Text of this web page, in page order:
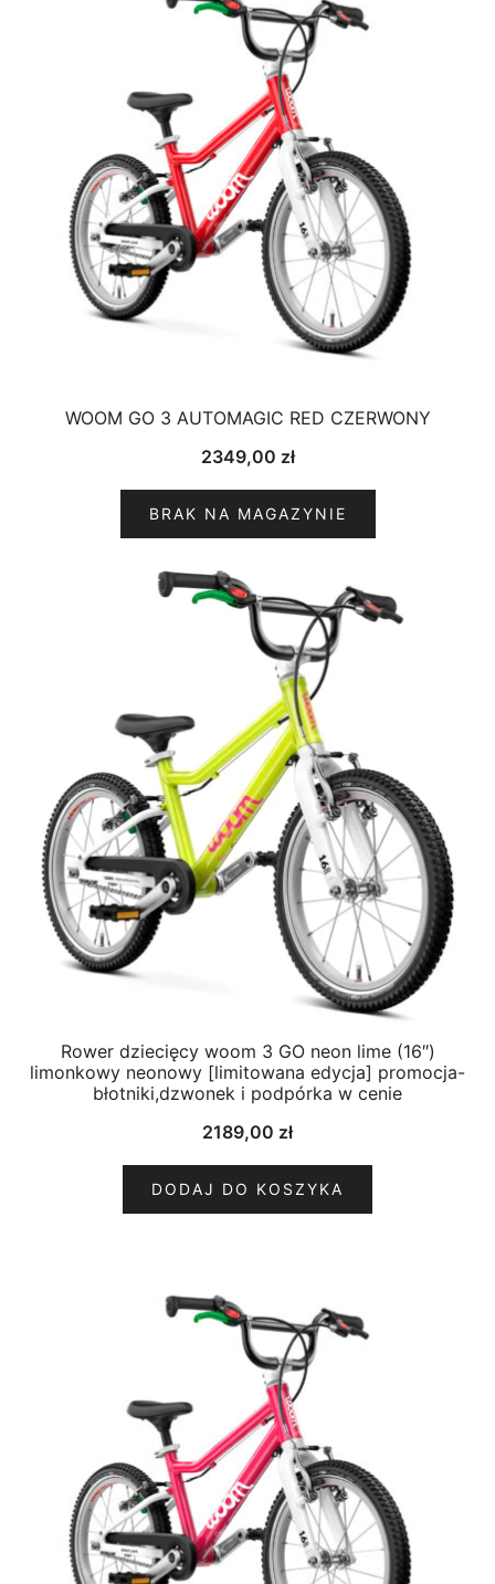
WOOM GO 3 AUTOMAGIC RED CZERWONY
2349,00 zł
BRAK NA MAGAZYNIE
Rower dziecięcy woom 3 GO neon lime (16″)
limonkowy neonowy [limitowana edycja] promocja-
błotniki,dzwonek i podpórka w cenie
2189,00 zł
DODAJ DO KOSZYKA